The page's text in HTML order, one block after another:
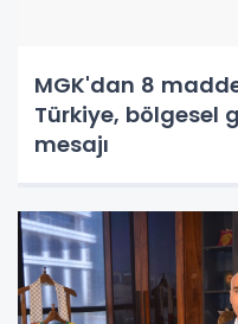
MGK'dan 8
Türkiye, bölgesel
mesajı